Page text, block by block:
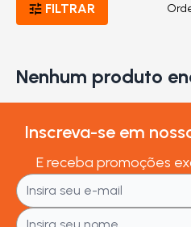
FILTRAR
Nenhum produto
Inscreva-se em
E receba promoções